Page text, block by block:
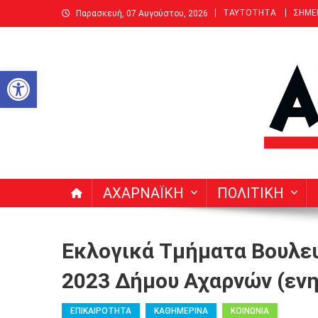
Ανοίξτε τη γραμμή εργαλείων
Μεταπηδήστε
στο
Παρασκευή, 07 Αυγούστου, 2026 ΤΑΥΤΟΤΗΤΑ
ΑΧΑΡΝΑΪΚΗ ΠΟΛΙΤΙΚΗ
Εκλογικά Τμήματα
2023 Δήμου Αχαρνών
ΕΠΙΚΑΙΡΟΤΗΤΑ ΚΑΘΗΜΕΡΙΝΑ ΚΟΙΝΩΝΙΑ